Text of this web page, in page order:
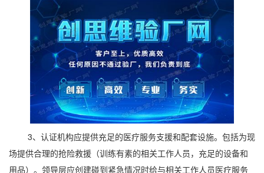
3、认证机构应提供充足的医疗服务支援和配套设施。包括为现
场提供合理的抢险救援（训练有素的相关工作人员，充足的设备和
用品）。领导层应创建碰到紧急情况时给与相关工作人员医疗服务